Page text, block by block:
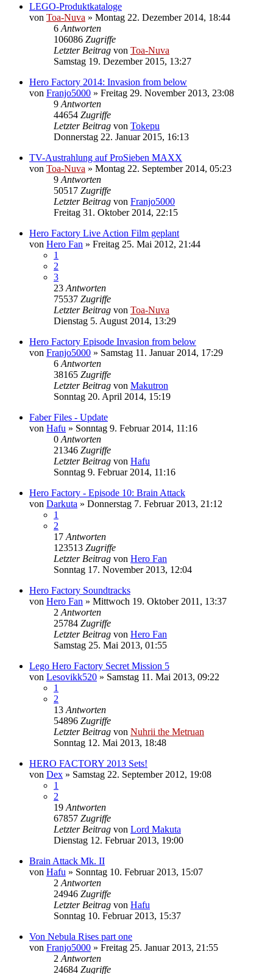
LEGO-Produktkataloge
von Toa-Nuva » Montag 22. Dezember 2014, 18:44
6 Antworten
106086 Zugriffe
Letzter Beitrag von Toa-Nuva
Samstag 19. Dezember 2015, 13:27
Hero Factory 2014: Invasion from below
von Franjo5000 » Freitag 29. November 2013, 23:08
9 Antworten
44654 Zugriffe
Letzter Beitrag von Tokepu
Donnerstag 22. Januar 2015, 16:13
TV-Austrahlung auf ProSieben MAXX
von Toa-Nuva » Montag 22. September 2014, 05:23
9 Antworten
50517 Zugriffe
Letzter Beitrag von Franjo5000
Freitag 31. Oktober 2014, 22:15
Hero Factory Live Action Film geplant
von Hero Fan » Freitag 25. Mai 2012, 21:44
1
2
3
23 Antworten
75537 Zugriffe
Letzter Beitrag von Toa-Nuva
Dienstag 5. August 2014, 13:29
Hero Factory Episode Invasion from below
von Franjo5000 » Samstag 11. Januar 2014, 17:29
6 Antworten
38165 Zugriffe
Letzter Beitrag von Makutron
Sonntag 20. April 2014, 15:19
Faber Files - Update
von Hafu » Sonntag 9. Februar 2014, 11:16
0 Antworten
21346 Zugriffe
Letzter Beitrag von Hafu
Sonntag 9. Februar 2014, 11:16
Hero Factory - Episode 10: Brain Attack
von Darkuta » Donnerstag 7. Februar 2013, 21:12
1
2
17 Antworten
123513 Zugriffe
Letzter Beitrag von Hero Fan
Sonntag 17. November 2013, 12:04
Hero Factory Soundtracks
von Hero Fan » Mittwoch 19. Oktober 2011, 13:37
2 Antworten
25784 Zugriffe
Letzter Beitrag von Hero Fan
Samstag 25. Mai 2013, 01:55
Lego Hero Factory Secret Mission 5
von Lesovikk520 » Samstag 11. Mai 2013, 09:22
1
2
13 Antworten
54896 Zugriffe
Letzter Beitrag von Nuhrii the Metruan
Sonntag 12. Mai 2013, 18:48
HERO FACTORY 2013 Sets!
von Dex » Samstag 22. September 2012, 19:08
1
2
19 Antworten
67857 Zugriffe
Letzter Beitrag von Lord Makuta
Dienstag 12. Februar 2013, 19:00
Brain Attack Mk. II
von Hafu » Sonntag 10. Februar 2013, 15:07
2 Antworten
24946 Zugriffe
Letzter Beitrag von Hafu
Sonntag 10. Februar 2013, 15:37
Von Nebula Rises part one
von Franjo5000 » Freitag 25. Januar 2013, 21:55
2 Antworten
24684 Zugriffe